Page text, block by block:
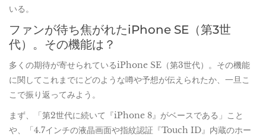
いる。
ファンが待ち焦がれたiPhone SE（第3世
代）。その機能は？
多くの期待が寄せられているiPhone SE（第3世代）。その機能
に関してこれまでにどのような噂や予想が伝えられたか、一旦こ
こで振り返ってみよう。
まず、「第2世代に続いて『iPhone 8』がベースである」こと
や、「4.7インチの液晶画面や指紋認証『Touch ID』内蔵のホー